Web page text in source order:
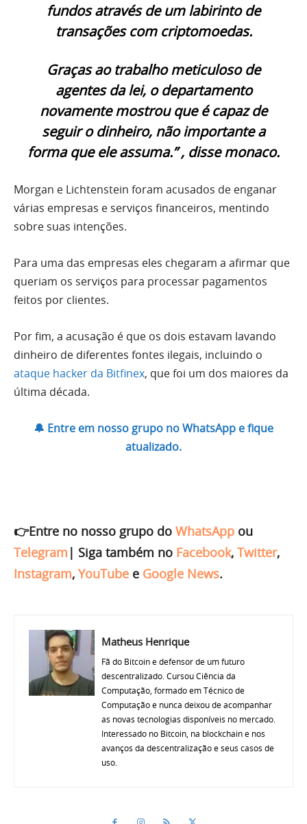
fundos através de um labirinto de
transações com criptomoedas.
Graças ao trabalho meticuloso de
agentes da lei, o departamento
novamente mostrou que é capaz de
seguir o dinheiro, não importante a
forma que ele assuma.” , disse monaco.
Morgan e Lichtenstein foram acusados de enganar
várias empresas e serviços financeiros, mentindo
sobre suas intenções.
Para uma das empresas eles chegaram a afirmar que
queriam os serviços para processar pagamentos
feitos por clientes.
Por fim, a acusação é que os dois estavam lavando
dinheiro de diferentes fontes ilegais, incluindo o
ataque hacker da Bitfinex, que foi um dos maiores da
última década.
🔔 Entre em nosso grupo no WhatsApp e fique
atualizado.
👉Entre no nosso grupo do WhatsApp ou
Telegram | Siga também no Facebook, Twitter,
Instagram, YouTube e Google News.
Matheus Henrique
Fã do Bitcoin e defensor de um futuro
descentralizado. Cursou Ciência da
Computação, formado em Técnico de
Computação e nunca deixou de acompanhar
as novas tecnologias disponíveis no mercado.
Interessado no Bitcoin, na blockchain e nos
avanços da descentralização e seus casos de
uso.